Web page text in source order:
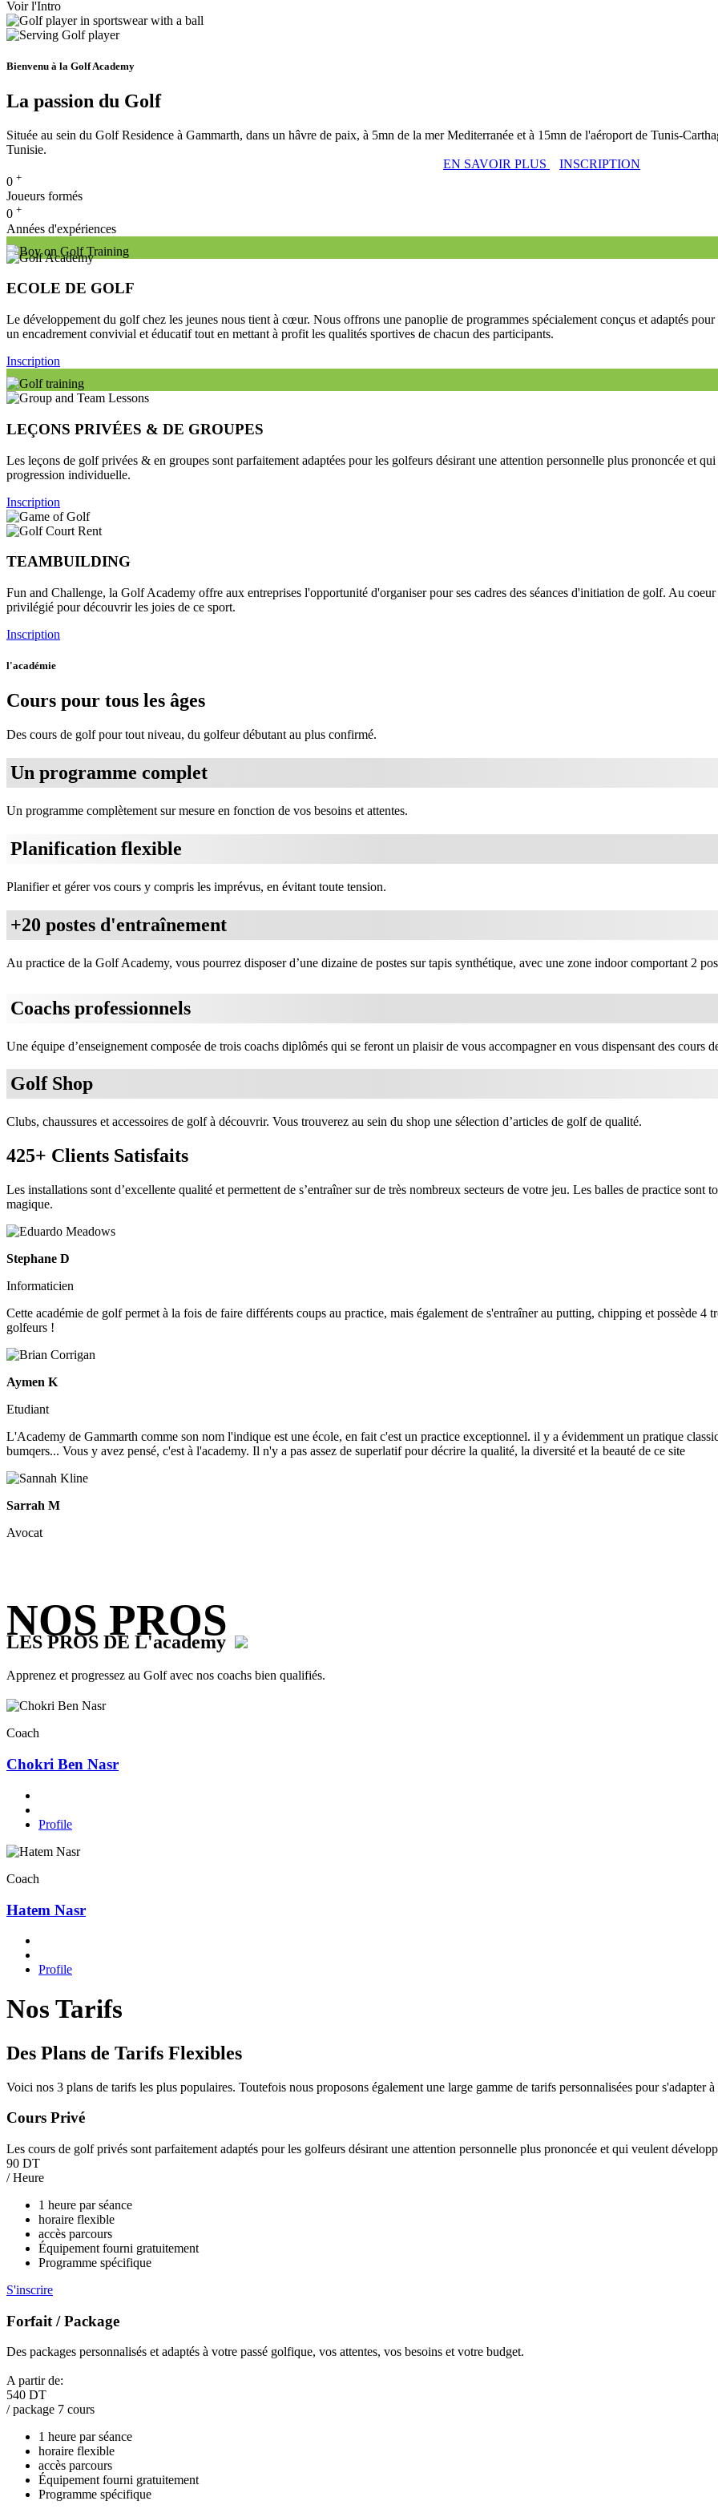
Voir l'Intro
Bienvenu à la Golf Academy
La passion du Golf
Située au sein du Golf Residence à Gammarth, dans un hâvre de paix, à 5mn de la mer Mediterranée et à 15mn de l'aéroport de Tunis-
Tunisie.
EN SAVOIR PLUS
INSCRIPTION
0 +
Joueurs formés
0 +
Années d'expériences
ECOLE DE GOLF
Le développement du golf chez les jeunes nous tient à cœur. Nous offrons une panoplie de programmes spécialement conçus et adaptés
un encadrement convivial et éducatif tout en mettant à profit les qualités sportives de chacun des participants.
Inscription
LEÇONS PRIVÉES & DE GROUPES
Les leçons de golf privées & en groupes sont parfaitement adaptées pour les golfeurs désirant une attention personnelle plus prononcée et
progression individuelle.
Inscription
TEAMBUILDING
Fun and Challenge, la Golf Academy offre aux entreprises l'opportunité d'organiser pour ses cadres des séances d'initiation de golf. Au
privilégié pour découvrir les joies de ce sport.
Inscription
l'académie
Cours pour tous les âges
Des cours de golf pour tout niveau, du golfeur débutant au plus confirmé.
Un programme complet
Un programme complètement sur mesure en fonction de vos besoins et attentes.
Planification flexible
Planifier et gérer vos cours y compris les imprévus, en évitant toute tension.
+20 postes d'entraînement
Au practice de la Golf Academy, vous pourrez disposer d’une dizaine de postes sur tapis synthétique, avec une zone indoor comportant 2
Coachs professionnels
Une équipe d’enseignement composée de trois coachs diplômés qui se feront un plaisir de vous accompagner en vous dispensant des cours
Golf Shop
Clubs, chaussures et accessoires de golf à découvrir. Vous trouverez au sein du shop une sélection d’articles de golf de qualité.
425+ Clients Satisfaits
Les installations sont d’excellente qualité et permettent de s’entraîner sur de très nombreux secteurs de votre jeu. Les balles de practice sont
magique.
Stephane D
Informaticien
Cette académie de golf permet à la fois de faire différents coups au practice, mais également de s'entraîner au putting, chipping et possède
golfeurs !
Aymen K
Etudiant
L'Academy de Gammarth comme son nom l'indique est une école, en fait c'est un practice exceptionnel. il y a évidemment un pratique
bumqers... Vous y avez pensé, c'est à l'academy. Il n'y a pas assez de superlatif pour décrire la qualité, la diversité et la beauté de ce site
Sarrah M
Avocat
NOS PROS
LES PROS DE L'academy
Apprenez et progressez au Golf avec nos coachs bien qualifiés.
Coach
Chokri Ben Nasr
Profile
Coach
Hatem Nasr
Profile
Nos Tarifs
Des Plans de Tarifs Flexibles
Voici nos 3 plans de tarifs les plus populaires. Toutefois nous proposons également une large gamme de tarifs personnalisées pour s'adapter à
Cours Privé
Les cours de golf privés sont parfaitement adaptés pour les golfeurs désirant une attention personnelle plus prononcée et qui veulent
90 DT
/ Heure
1 heure par séance
horaire flexible
accès parcours
Équipement fourni gratuitement
Programme spécifique
S'inscrire
Forfait / Package
Des packages personnalisés et adaptés à votre passé golfique, vos attentes, vos besoins et votre budget.
A partir de:
540 DT
/ package 7 cours
1 heure par séance
horaire flexible
accès parcours
Équipement fourni gratuitement
Programme spécifique